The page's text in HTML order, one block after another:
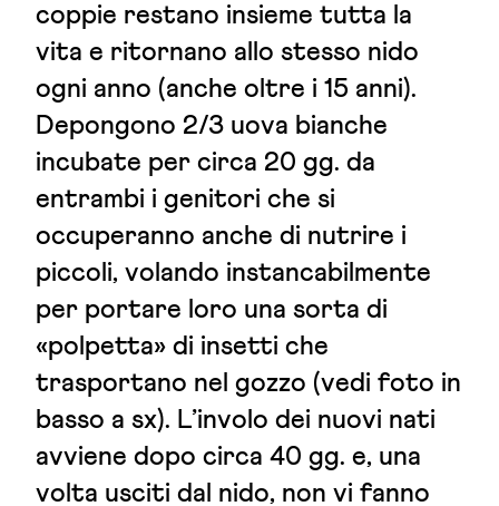
coppie restano insieme tutta la
vita e ritornano allo stesso nido
ogni anno (anche oltre i 15 anni).
Depongono 2/3 uova bianche
incubate per circa 20 gg. da
entrambi i genitori che si
occuperanno anche di nutrire i
piccoli, volando instancabilmente
per portare loro una sorta di
«polpetta» di insetti che
trasportano nel gozzo (vedi foto in
basso a sx). L’involo dei nuovi nati
avviene dopo circa 40 gg. e, una
volta usciti dal nido, non vi fanno